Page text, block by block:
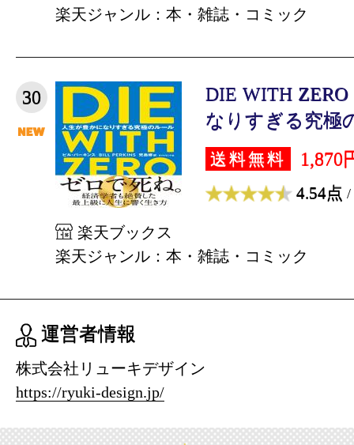
楽天ジャンル：本・雑誌・コミック
30
DIE WITH
なりすぎる究極
送料無料 1,870
4.54点 /
楽天ブックス
楽天ジャンル：本・雑誌・コミック
運営者情報
株式会社リューキデザイン
https://ryuki-design.jp/